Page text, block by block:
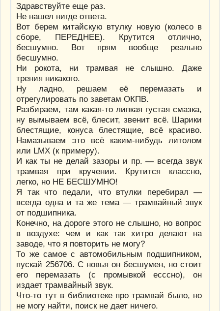
Здравствуйте еще раз.
Не нашел нигде ответа.
Вот берем китайскую втулку новую (колесо в
сборе, ПЕРЕДНЕЕ). Крутится отлично,
бесшумно. Вот прям вообще реально
бесшумно.
Ни рокота, ни трамвая не слышно. Даже
трения никакого.
Ну ладно, решаем её перемазать и
отрегулировать по заветам ОКПВ.
Разбираем, там какая-то липкая густая смазка,
ну вымываем всё, блесит, звенит всё. Шарики
блестящие, конуса блестящие, всё красиво.
Намазываем это всё каким-нибудь литолом
или LMX (к примеру).
И как ты не делай зазоры и пр. — всегда звук
трамвая при кручении. Крутится классно,
легко, но НЕ БЕСШУМНО!
Я так что педали, что втулки перебирал —
всегда одна и та же тема — трамвайный звук
от подшипника.
Конечно, на дороге этого не слышно, но вопрос
в воздухе: чем и как так хитро делают на
заводе, что я повторить не могу?
То же самое с автомобильным подшипником,
пускай 256706. С новья он бесшумен, но стоит
его перемазать (с промывкой есссно), он
издает трамвайный звук.
Что-то тут в библиотеке про трамвай было, но
не могу найти, поиск не дает ничего.